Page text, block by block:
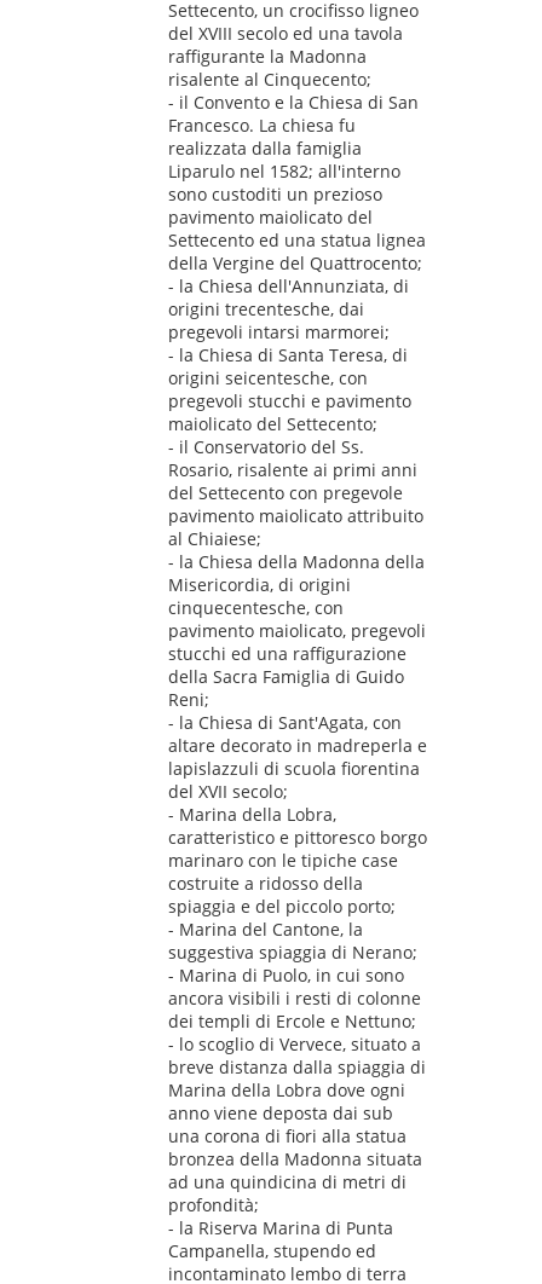
Settecento, un crocifisso ligneo
del XVIII secolo ed una tavola
raffigurante la Madonna
risalente al Cinquecento;
- il Convento e la Chiesa di San
Francesco. La chiesa fu
realizzata dalla famiglia
Liparulo nel 1582; all'interno
sono custoditi un prezioso
pavimento maiolicato del
Settecento ed una statua lignea
della Vergine del Quattrocento;
- la Chiesa dell'Annunziata, di
origini trecentesche, dai
pregevoli intarsi marmorei;
- la Chiesa di Santa Teresa, di
origini seicentesche, con
pregevoli stucchi e pavimento
maiolicato del Settecento;
- il Conservatorio del Ss.
Rosario, risalente ai primi anni
del Settecento con pregevole
pavimento maiolicato attribuito
al Chiaiese;
- la Chiesa della Madonna della
Misericordia, di origini
cinquecentesche, con
pavimento maiolicato, pregevoli
stucchi ed una raffigurazione
della Sacra Famiglia di Guido
Reni;
- la Chiesa di Sant'Agata, con
altare decorato in madreperla e
lapislazzuli di scuola fiorentina
del XVII secolo;
- Marina della Lobra,
caratteristico e pittoresco borgo
marinaro con le tipiche case
costruite a ridosso della
spiaggia e del piccolo porto;
- Marina del Cantone, la
suggestiva spiaggia di Nerano;
- Marina di Puolo, in cui sono
ancora visibili i resti di colonne
dei templi di Ercole e Nettuno;
- lo scoglio di Vervece, situato a
breve distanza dalla spiaggia di
Marina della Lobra dove ogni
anno viene deposta dai sub
una corona di fiori alla statua
bronzea della Madonna situata
ad una quindicina di metri di
profondità;
- la Riserva Marina di Punta
Campanella, stupendo ed
incontaminato lembo di terra